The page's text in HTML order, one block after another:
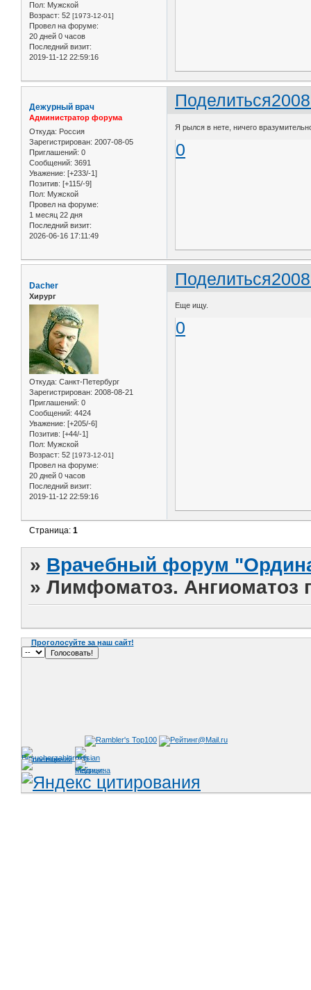
Пол: Мужской
Возраст: 52 [1973-12-01]
Провел на форуме:
20 дней 0 часов
Последний визит:
2019-11-12 22:59:16
Поделиться
Дежурный врач
Администратор форума
Откуда: Россия
Зарегистрирован: 2007-08-05
Приглашений: 0
Сообщений: 3691
Уважение: [+233/-1]
Позитив: [+115/-9]
Пол: Мужской
Провел на форуме:
1 месяц 22 дня
Последний визит:
2026-06-16 17:11:49
Я рылся в нете, ничего
0
Поделиться
Dacher
Хирург
Откуда: Санкт-Петербург
Зарегистрирован: 2008-08-21
Приглашений: 0
Сообщений: 4424
Уважение: [+205/-6]
Позитив: [+44/-1]
Пол: Мужской
Возраст: 52 [1973-12-01]
Провел на форуме:
20 дней 0 часов
Последний визит:
2019-11-12 22:59:16
Еще ищу.
0
Страница:1
» Врачебный форум
»Лимфоматоз. Ангиоматоз
Проголосуйте за наш сайт!